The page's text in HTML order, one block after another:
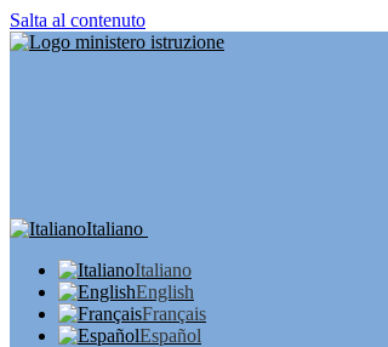
Salta al contenuto
Italiano
Italiano
English
Français
Español